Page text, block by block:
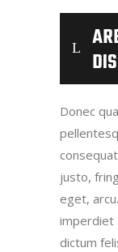
Donec
justo,
eget,
imperdiet
dictum